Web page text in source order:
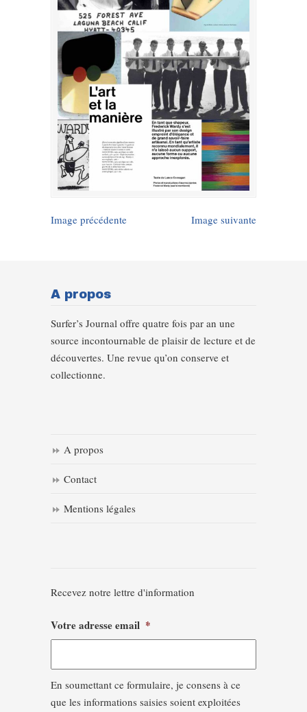
Image précédente Image suivante
A propos
Surfer’s Journal offre quatre fois par an une
source incontournable de plaisir de lecture et de
découvertes. Une revue qu’on conserve et
collectionne.
A propos
Contact
Mentions légales
Recevez notre lettre d'information
Votre adresse email *
En soumettant ce formulaire, je consens à ce
que les informations saisies soient exploitées